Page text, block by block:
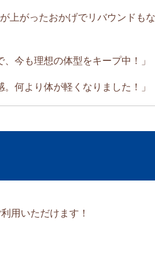
上がったおかげでリバウンドもな
今も理想の体型をキープ中！」
何より体が軽くなりました！」
用いただけます！